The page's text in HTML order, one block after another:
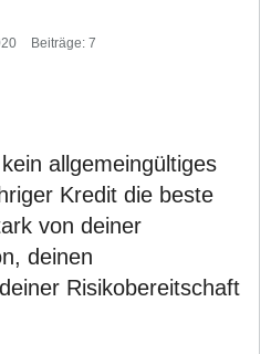
Beiträge: 7
allgemeingültiges
Kredit die beste
von deiner
deinen
Risikobereitschaft